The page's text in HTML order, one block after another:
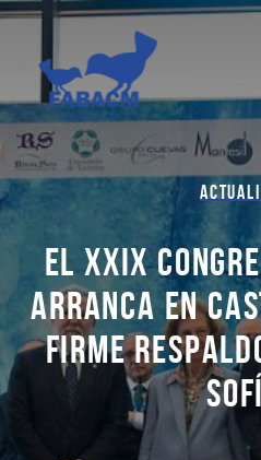
EL XXIX
ARRANCA EN
FIRME